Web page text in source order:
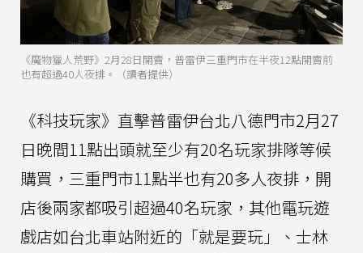
《魔物獵人荒野》2月28日開賣，普雷伊三重門市在半夜12點開賣前
也有超過40人夜排。（讀者提供）
《科技玩家》直擊普雷伊台北八德門市2月27
日晚間11點出頭就至少有20名玩家排隊等候
購買，三重門市11點半也有20多人夜排，開
店後兩家都吸引超過40名玩家，其他電玩遊
戲店如台北車站附近的「就是要玩」、士林